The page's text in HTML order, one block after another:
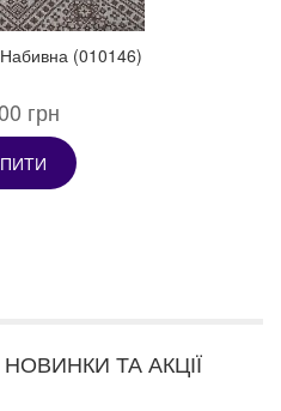
(010146)
грн
ТА АКЦІЇ